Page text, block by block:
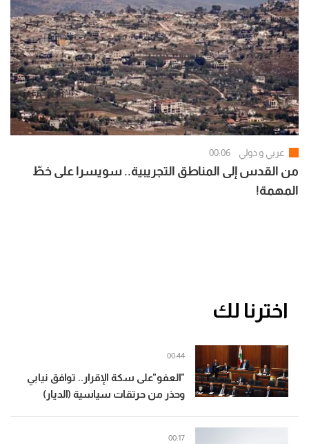
عربي و دولي 00:06
من القدس إلى المناطق التجريبية.. سويسرا على خطّ
المهمة!
اخترنا لك
"العفو"على سكة الإقرار.. توافق نيابي
وحذر من حرتقات سياسية (الديار)
00:44
00:17